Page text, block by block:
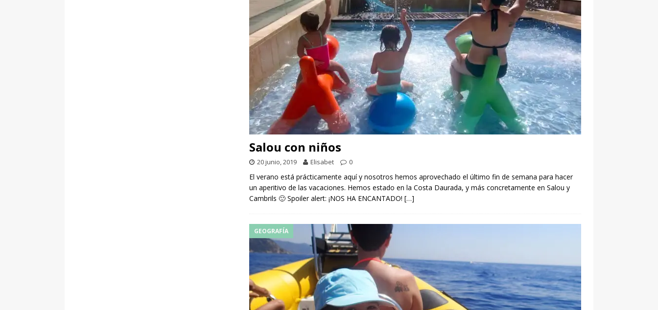
Salou con niños
20 junio, 2019 Elisabet 0
El verano está prácticamente aquí y nosotros hemos aprovechado el último fin de semana para hacer
un aperitivo de las vacaciones. Hemos estado en la Costa Daurada, y más concretamente en Salou y
Cambrils 🙂 Spoiler alert: ¡NOS HA ENCANTADO! […]
GEOGRAFÍA